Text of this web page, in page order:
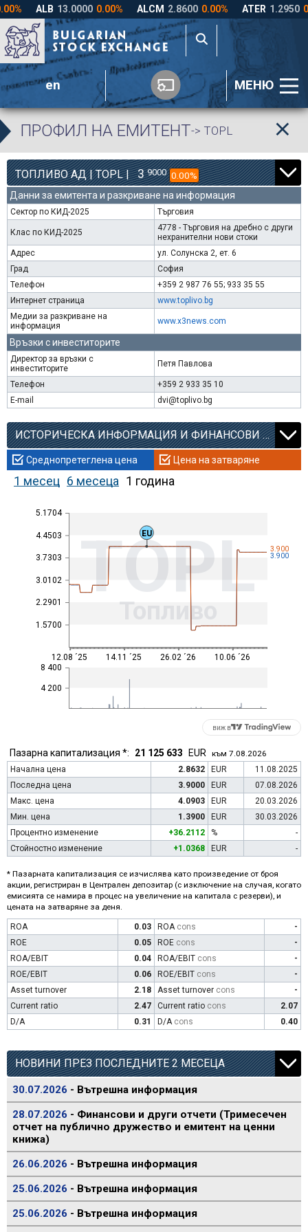
en МЕНЮ
ПРОФИЛ НА ЕМИТЕНТ-> TOPL
ТОПЛИВО АД | TOPL | 3 9000 0.00%
Данни за емитента и разкриване на информация
Сектор по КИД-2025 Търговия
Клас по КИД-2025
4778 - Търговия на дребно с други
нехранителни нови стоки
Адрес
ул. Солунска 2, ет. 6
Град
София
Телефон
+359 2 987 76 55; 933 35 55
Интернет страница
www.toplivo.bg
Медии за разкриване на
информация
www.x3news.com
Връзки с инвеститорите
Директор за връзки с
инвеститорите
Петя Павлова
Телефон
+359 2 933 35 10
E-mail
dvi@toplivo.bg
ИСТОРИЧЕСКА ИНФОРМАЦИЯ И ФИНАНСОВИ КОЕФИЦИЕНТИ
Среднопретеглена цена Цена на затваряне
1 месец 6 месеца 1 година
1.5700
2.2901
3.0102
3.7303
4.4503
5.1704
TOPL
Топливо
4 200
8 400
3.900
3.900
12.08 ´25 14.11 ´25 26.02 ´26 10.06 ´26
EU
виж в
Пазарна капитализация *: 21 125 633 EUR към 7.08.2026
Начална цена
2.8632 EUR
11.08.2025
Последна цена
3.9000 EUR
07.08.2026
Макс. цена
4.0903 EUR
20.03.2026
Мин. цена
1.3900 EUR
30.03.2026
Процентно изменение
+36.2112 %
-
Стойностно изменение
+1.0368 EUR -
* Пазарната капитализация се изчислява като произведение от броя
акции, регистриран в Централен депозитар (с изключение на случая, когато
емисията се намира в процес на увеличение на капитала с резерви), и
цената на затваряне за деня.
ROA 0.03 ROA cons
-
ROE
0.05 ROE cons
-
ROA/EBIT
0.04 ROA/EBIT cons
-
ROE/EBIT
0.06 ROE/EBIT cons
-
Asset turnover
2.18 Asset turnover cons
-
Current ratio
2.47 Current ratio cons
2.07
D/A
0.31 D/A cons 0.40
НОВИНИ ПРЕЗ ПОСЛЕДНИТЕ 2 МЕСЕЦА
30.07.2026 - Вътрешна информация
28.07.2026 - Финансови и други отчети (Тримесечен
отчет на публично дружество и емитент на ценни
книжа)
26.06.2026 - Вътрешна информация
25.06.2026 - Вътрешна информация
25.06.2026 - Вътрешна информация